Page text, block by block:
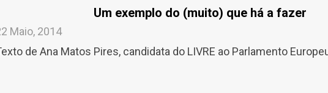
Um exemplo do (muito) que há a fazer
Maio, 2014
de Ana Matos Pires, candidata do LIVRE ao Parlamento